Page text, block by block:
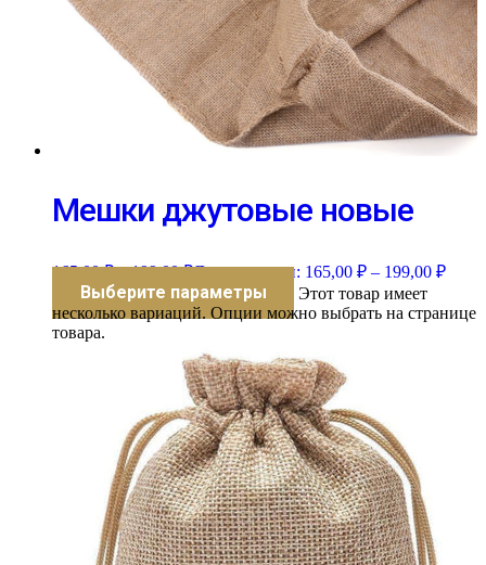
Мешки джутовые новые
165,00₽ – 199,00₽Диапазон цен: 165,00 ₽ – 199,00 ₽
Выберите параметры
Этот товар имеет
несколько вариаций. Опции можно выбрать на странице
товара.